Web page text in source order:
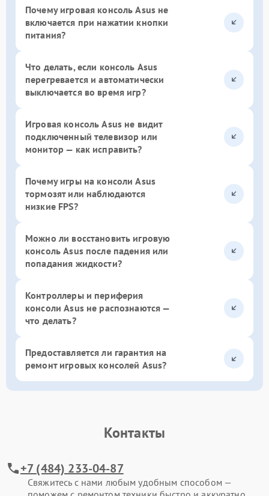
Почему игровая консоль Asus не
включается при нажатии кнопки
питания?
Что делать, если консоль Asus
перегревается и автоматически
выключается во время игр?
Игровая консоль Asus не видит
подключенный телевизор или
монитор — как исправить?
Почему игры на консоли Asus
тормозят или наблюдаются
низкие FPS?
Можно ли восстановить игровую
консоль Asus после падения или
попадания жидкости?
Контроллеры и периферия
консоли Asus не распознаются —
что делать?
Предоставляется ли гарантия на
ремонт игровых консолей Asus?
Контакты
+7 (484) 233-04-87
Свяжитесь с нами любым удобным способом —